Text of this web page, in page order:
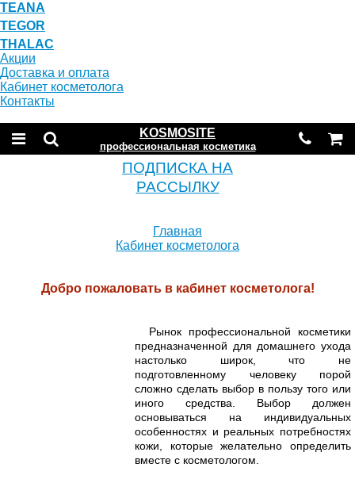
TEANA
TEGOR
THALAC
Акции
Доставка и оплата
Кабинет косметолога
Контакты
KOSMOSITE
профессиональная косметика
ПОДПИСКА НА
РАССЫЛКУ
Главная
Кабинет косметолога
Добро пожаловать в кабинет косметолога!
Рынок профессиональной косметики
предназначенной для домашнего ухода
настолько широк, что не
подготовленному человеку порой
сложно сделать выбор в пользу того или
иного средства. Выбор должен
основываться на индивидуальных
особенностях и реальных потребностях
кожи, которые желательно определить
вместе с косметологом.